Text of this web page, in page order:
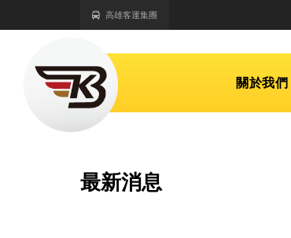
高雄客運集團
關於我們
最新消息